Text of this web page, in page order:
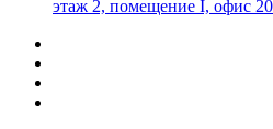
этаж 2, помещение I, офис